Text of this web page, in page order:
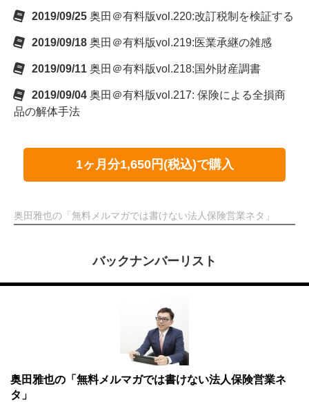
2019/09/25 奥田＠有料版vol.220:改訂税制を検証する
2019/09/18 奥田＠有料版vol.219:医業承継の雑感
2019/09/11 奥田＠有料版vol.218:国外財産調書
2019/09/04 奥田＠有料版vol.217: 保険による全損商
品の解体手法
1ヶ月分1,650円(税込)で購入
奥田雅也の「無料メルマガでは書けない法人保険営業ネタ」
バックナンバーリスト
奥田雅也の「無料メルマガでは書けない法人保険営業ネ
タ」